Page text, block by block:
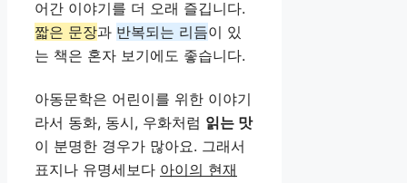
어간 이야기를 더 오래 즐깁니다.
짧은 문장과 반복되는 리듬이 있
는 책은 혼자 보기에도 좋습니다.
아동문학은 어린이를 위한 이야기
라서 동화, 동시, 우화처럼 읽는 맛
이 분명한 경우가 많아요. 그래서
표지나 유명세보다 아이의 현재